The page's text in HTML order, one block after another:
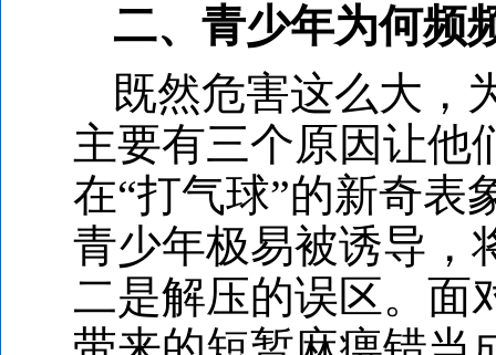
二、青少年为何频
既然危害这么大，
主要有三个原因让他
在“打气球”的新奇表
青少年极易被诱导，
二是解压的误区。面